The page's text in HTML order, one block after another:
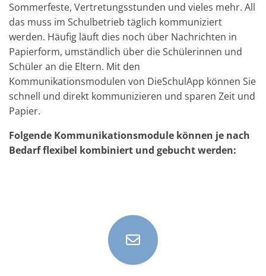
Sommerfeste, Vertretungsstunden und vieles mehr. All
das muss im Schulbetrieb täglich kommuniziert
werden. Häufig läuft dies noch über Nachrichten in
Papierform, umständlich über die Schülerinnen und
Schüler an die Eltern. Mit den
Kommunikationsmodulen von DieSchulApp können Sie
schnell und direkt kommunizieren und sparen Zeit und
Papier.
Folgende Kommunikationsmodule können je nach
Bedarf flexibel kombiniert und gebucht werden: